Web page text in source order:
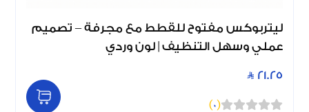
ليتربوكس مفتوح للقطط مع مجرفة – تصميم
عملي وسهل التنظيف | لون وردي
21.25
(
0
)